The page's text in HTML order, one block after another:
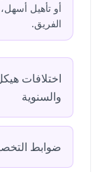
أو تأهيل
الفريق.
اختلافات
والسنوية
ضوابط